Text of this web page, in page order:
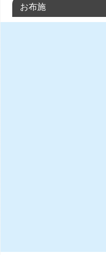
お布施